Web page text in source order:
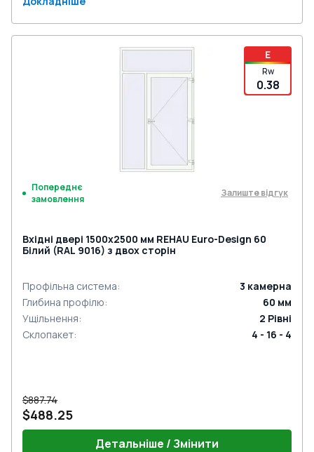
E
Rw
0.38
Попереднє
замовлення
Залиште відгук
Вхідні двері 1500x2500 мм REHAU Euro-Design 60
Білий (RAL 9016) з двох сторін
Профільна система: 3 камерна
Глибина профілю: 60 мм
Ущільнення: 2 Рівні
Склопакет: 4 - 16 - 4
$887.74
$488.25
Детальніше / Змінити